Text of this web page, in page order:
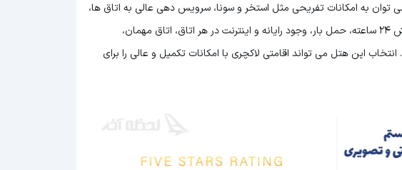
توان به امکانات تفریحی مثل استخر و سونا، سرویس دهی عالی به اتاق ها،
امکان سرو غذا و نوشیدنی به صورت 24 ساعته در رستوران، پذیرش 24 ساعته، حمل بار، وجود رایانه و اینترنت در هر اتاق، اتاق مهمان،
این هتل می تواند اقامتی لاکچری با امکانات تکمیل و عالی را برای